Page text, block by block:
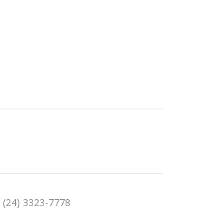
(24) 3323-7778